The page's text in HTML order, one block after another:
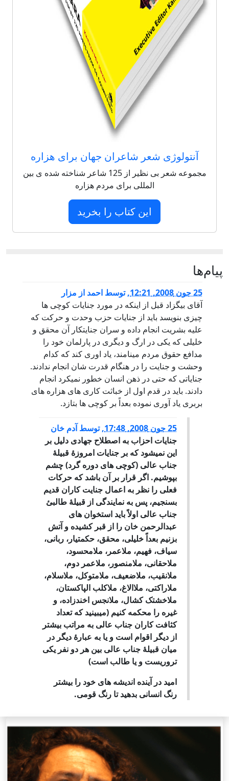
آنتولوژی شعر شاعران جهان برای هزاره
مجموعه شعر بی نظیر از 125 شاعر شناخته شده ی بین
المللی برای مردم هزاره
این کتاب را بخرید
پيام‌ها
25 جون 2008, 12:21 ,توسط احمد از مزار
آقای بیگزاد قبل از اینکه در مورد جنایات کوچی ها
چیزی بنویسد باید از جنایات حزب وحدت و حرکت که
علیه بشریت انجام داده و سران جنایتکار آن محقق و
خلیلی که یکی در ارگ و دیگری در پارلمان خود را
مدافع حقوق مردم مینامند، یاد اوری کند که کدام
وحشت و جنایت را در هنگام قدرت شان انجام ندادند.
جنایاتی که حتی در ذهن انسان خطور نمیکرد انجام
دادند. باید در قدم اول از خباثت کاری های هزاره های
بربری یاد آوری نموده بعداً بر کوچی ها بتازد.
25 جون 2008, 17:48 ,توسط آدم خان
جنایات احزاب به اصطلاح جهادی دلیل بر
این نمیشود که بر جنایات امروزۀ قبیلۀ
جناب عالی (کوچی های دوره گرد) چشم
بپوشیم. اگر قرار بر آن باشد که حرکات
فعلی را نظر به اعمال جنایت کاران قدیم
بسنجیم، پس به نمایندگی از قبیلۀ طالبئ
جناب عالی اولاً باید استخوان های
عبدالرحمن خان را از قبر کشیده و آتش
بزنیم بعداً خلیلی، محقق، حکمتیار، ربانی،
سیاف، فهیم، ملاعمر، ملامحسود،
ملاحقانی، ملامنصور، ملاعمر دوم،
ملانقیب، ملاضعیف، ملامتوکل، ملاسلام،
ملاراکتی، ملاالاغ، ملاکلب الپاکستان،
ملاخشتک کشال، ملانجس اخندزاده، و
غیره را محکمه کنیم (میبینید که تعداد
کثافت کاران جناب عالی به مراتب بیشتر
از دیگر اقوام است و یا به عبارۀ دیگر در
میان قبیلۀ جناب عالی بین هر دو نفر یکی
تروریست و یا طالب است)
امید در آینده اندیشه های خود را بیشتر
رنگ انسانی بدهید تا رنگ قومی.